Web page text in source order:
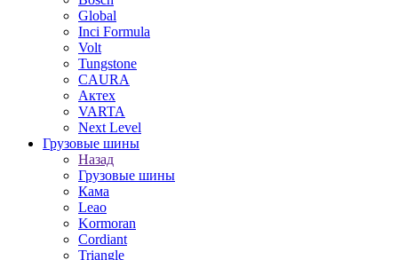
Global
Inci Formula
Volt
Tungstone
CAURA
Актех
VARTA
Next Level
Грузовые шины
Назад
Грузовые шины
Кама
Leao
Kormoran
Cordiant
Triangle